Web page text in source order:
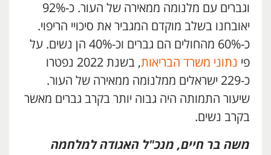
וגברים עם מלנומה ממאירה של העור. כ-92%
יאובחנו בשלב מוקדם המגביר את סיכויי הריפוי.
כ-60% מהחולים הם גברים וכ-40% הן נשים. על
פי נתוני משרד הבריאות
, בשנת 2022 נפטרו
כ-229 ישראלים ממלנומה ממאירה של העור.
שיעור התמותה היה גבוה יותר בקרב גברים מאשר
בקרב נשים.
משה בר חיים, מנכ"ל האגודה למלחמה